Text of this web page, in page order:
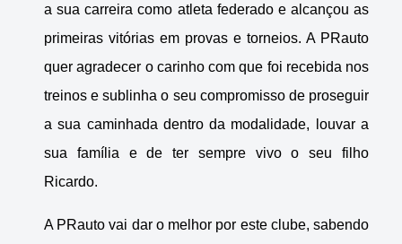
a sua carreira como atleta federado e alcançou as
primeiras vitórias em provas e torneios. A PRauto
quer agradecer o carinho com que foi recebida nos
treinos e sublinha o seu compromisso de proseguir
a sua caminhada dentro da modalidade, louvar a
sua família e de ter sempre vivo o seu filho
Ricardo.
A PRauto vai dar o melhor por este clube, sabendo